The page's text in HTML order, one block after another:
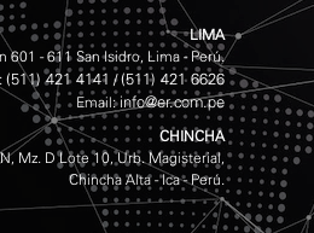
LIMA
601 - 611 San Isidro, Lima - Perú.
(511) 421 4141 /(511) 421 6626
Email:info@er.com.pe
CHINCHA
Mz. D Lote 10, Urb. Magisterial,
Chincha Alta - Ica - Perú.